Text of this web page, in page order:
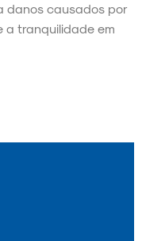
danos causados por
a tranquilidade em